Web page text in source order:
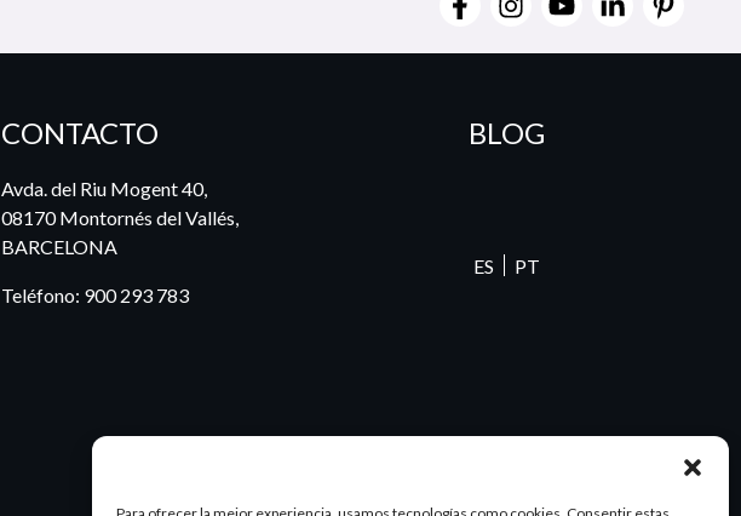
CONTACTO
Avda. del Riu Mogent 40,
08170 Montornés del Vallés,
BARCELONA
Teléfono: 900 293 783
BLOG
ES PT